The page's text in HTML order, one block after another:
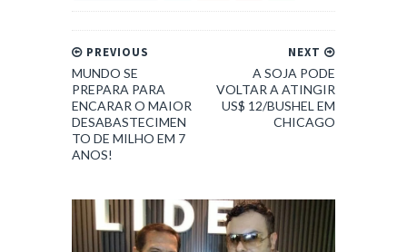
NEXT
A SOJA PODE
VOLTAR A ATINGIR
US$ 12/BUSHEL EM
CHICAGO
PREVIOUS
MUNDO SE
PREPARA PARA
ENCARAR O MAIOR
DESABASTECIMEN
TO DE MILHO EM 7
ANOS!